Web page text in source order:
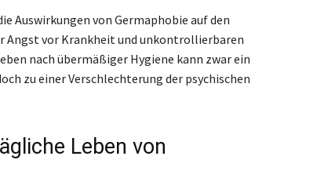
Auswirkungen von Germaphobie auf den
Angst vor Krankheit und unkontrollierbaren
nach übermäßiger Hygiene kann zwar ein
zu einer Verschlechterung der psychischen
Leben von